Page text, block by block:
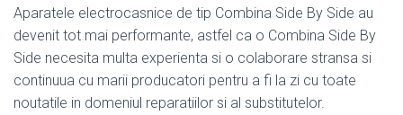
Aparatele electrocasnice de tip Combina Side By Side au
devenit tot mai performante, astfel ca o Combina Side By
Side necesita multa experienta si o colaborare stransa si
continuua cu marii producatori pentru a fi la zi cu toate
noutatile in domeniul reparatiilor si al substitutelor.